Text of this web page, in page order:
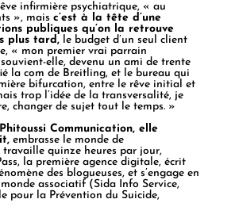
infirmière psychiatrique, « au
», mais c’est à la tête d’une
publiques qu’on la retrouve
plus tard,le budget d’un seul client
« mon premier vrai parrain
elle, devenu un ami de trente
la com de Breitling, et le bureau qui
bifurcation, entre le rêve initial et
trop l’idée de la transversalité, je
changer de sujet tout le temps. »
Communication, elle
embrasse le monde de
travaille quinze heures par jour,
la première agence digitale, écrit
des blogueuses, et s’engage en
associatif (Sida Info Service,
pour la Prévention du Suicide,